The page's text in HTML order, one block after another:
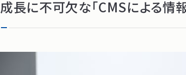
成長に不可欠な「CMSによる情